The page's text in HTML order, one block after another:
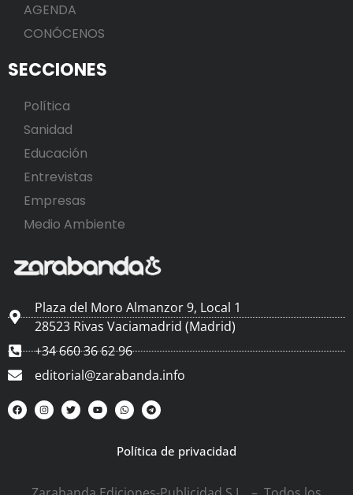
AGENDA
CONÓCENOS
SECCIONES
Política
Sanidad
Educación
Entrevistas
Empresas
Medio Ambiente
Plaza del Moro Almanzor 9, Local 1
28523 Rivas Vaciamadrid (Madrid)
+34 660 36 62 96
editorial@zarabanda.info
Política de privacidad